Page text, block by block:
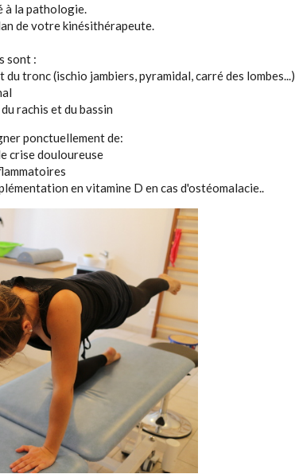
à la pathologie.
de votre kinésithérapeute.
sont :
tronc (ischio jambiers, pyramidal, carré des lombes...)
rachis et du bassin
ponctuellement de:
crise douloureuse
en vitamine D en cas d'ostéomalacie..